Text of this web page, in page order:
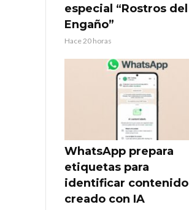
especial “Rostros del
Engaño”
Hace 20 horas
WhatsApp prepara
etiquetas para
identificar contenido
creado con IA